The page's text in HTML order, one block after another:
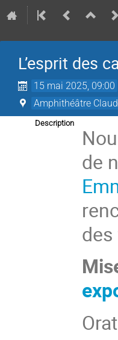
L’esprit des
15 mai 2025, 09:00
Amphithéâtre
Description
de